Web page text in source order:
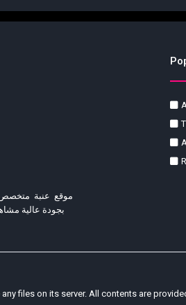
موقع عنبة متخصص
بجودة عالية
files on its server. All contents are